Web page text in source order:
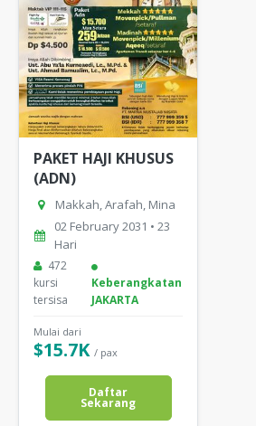
PAKET HAJI KHUSUS
(ADN)
Makkah, Arafah, Mina
02 February 2031 • 23
Hari
472
kursi
tersisa
Keberangkatan
JAKARTA
Mulai dari
$15.7K / pax
Daftar
Sekarang